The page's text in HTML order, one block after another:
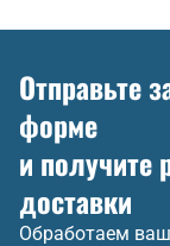
Отправьте
форме
и получите
доставки
Обработаем